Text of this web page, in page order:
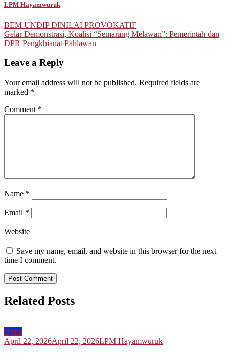
LPM Hayamwuruk
Post
navigation
BEM UNDIP DINILAI PROVOKATIF
Gelar Demonstrasi, Koalisi “Semarang Melawan”: Pemerintah dan
DPR Pengkhianat Pahlawan
Leave a Reply
Your email address will not be published. Required fields are
marked *
Comment *
Name *
Email *
Website
Save my name, email, and website in this browser for the next
time I comment.
Related Posts
Opini
April 22, 2026April 22, 2026LPM Hayamwuruk